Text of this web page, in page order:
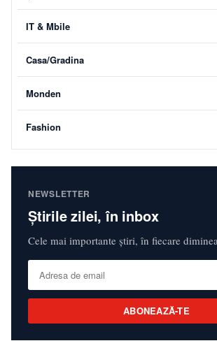
IT & Mbile
Casa/Gradina
Monden
Fashion
NEWSLETTER
Știrile zilei, în inbox
Cele mai importante știri, în fiecare
ABONEAZĂ-TE